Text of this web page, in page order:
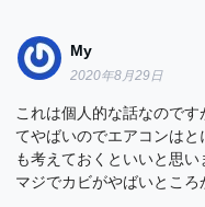
My
2020年8月29日
これは個人的な話なので
てやばいのでエアコンは
も考えておくといいと思い
マジでカビがやばいとこ